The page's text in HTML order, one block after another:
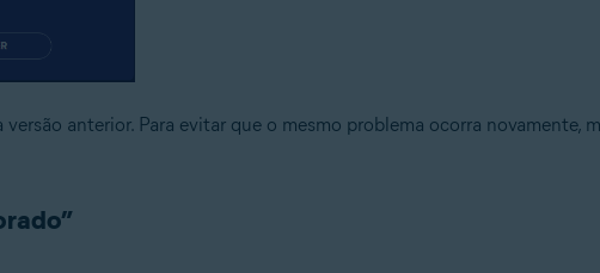
anterior. Para evitar que o mesmo problema ocorra novamente,